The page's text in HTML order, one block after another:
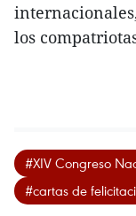
los
#XIV Congreso
#cartas de